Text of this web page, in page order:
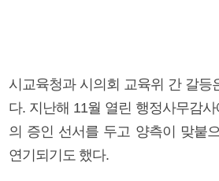
시교육청과 시의회 교육위 간 갈등
다. 지난해 11월 열린 행정사무감
의 증인 선서를 두고 양측이 맞붙
연기되기도 했다.